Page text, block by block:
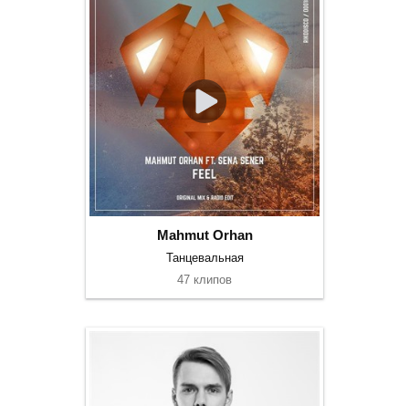
Mahmut Orhan
Танцевальная
47 клипов